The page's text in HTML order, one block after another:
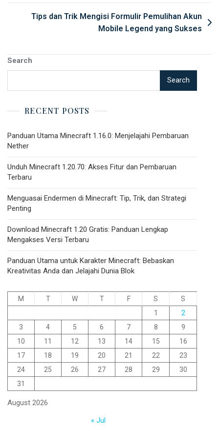
Tips dan Trik Mengisi Formulir Pemulihan Akun
Mobile Legend yang Sukses
Search
Search
RECENT POSTS
Panduan Utama Minecraft 1.16.0: Menjelajahi Pembaruan
Nether
Unduh Minecraft 1.20.70: Akses Fitur dan Pembaruan
Terbaru
Menguasai Endermen di Minecraft: Tip, Trik, dan Strategi
Penting
Download Minecraft 1.20 Gratis: Panduan Lengkap
Mengakses Versi Terbaru
Panduan Utama untuk Karakter Minecraft: Bebaskan
Kreativitas Anda dan Jelajahi Dunia Blok
August 2026
M T W T F S
S
1
2
3
4 5 6 7 8
9
10
11 12 13 14 15
16
17
18 19 20 21 22
23
24
25 26 27 28 29
30
31
« Jul